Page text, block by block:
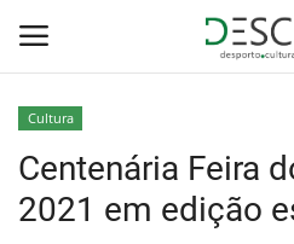
Home
Cultura
Centenária Feira
2021 em edição